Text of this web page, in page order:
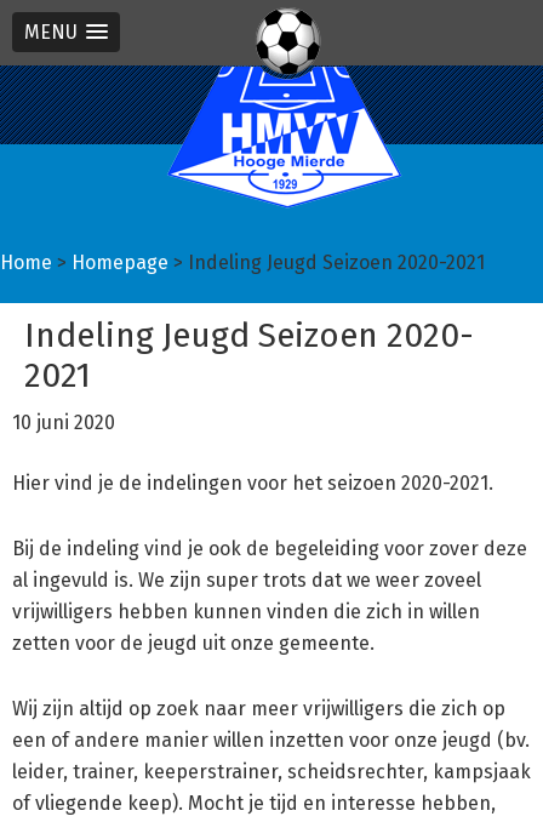
MENU
Spring
naar
de
Door
naar
de
Spring
naar
de
Home > Homepage > Indeling Jeugd Seizoen 2020-2021
Indeling Jeugd Seizoen 2020-
2021
10 juni 2020
Hier vind je de indelingen voor het seizoen 2020-2021.
Bij de indeling vind je ook de begeleiding voor zover deze
al ingevuld is. We zijn super trots dat we weer zoveel
vrijwilligers hebben kunnen vinden die zich in willen
zetten voor de jeugd uit onze gemeente.
Wij zijn altijd op zoek naar meer vrijwilligers die zich op
een of andere manier willen inzetten voor onze jeugd (bv.
leider, trainer, keeperstrainer, scheidsrechter, kampsjaak
of vliegende keep). Mocht je tijd en interesse hebben,